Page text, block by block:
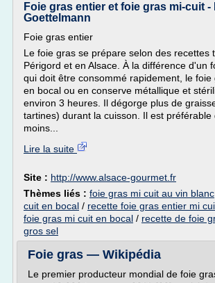
Foie gras entier et foie gras mi-cuit -
Goettelmann
Foie gras entier
Le foie gras se prépare selon des recettes
Périgord et en Alsace. À la différence d'un
qui doit être consommé rapidement, le foie
en bocal ou en conserve métallique et
environ 3 heures. Il dégorge plus de
tartines) durant la cuisson. Il est préférable
moins...
Lire la suite
Site : http://www.alsace-gourmet.fr
Thèmes liés : foie gras mi cuit au vin blanc
cuit en bocal / recette foie gras entier mi
foie gras mi cuit en bocal / recette de foie
gros sel
Foie gras — Wikipédia
Le premier producteur mondial de foie